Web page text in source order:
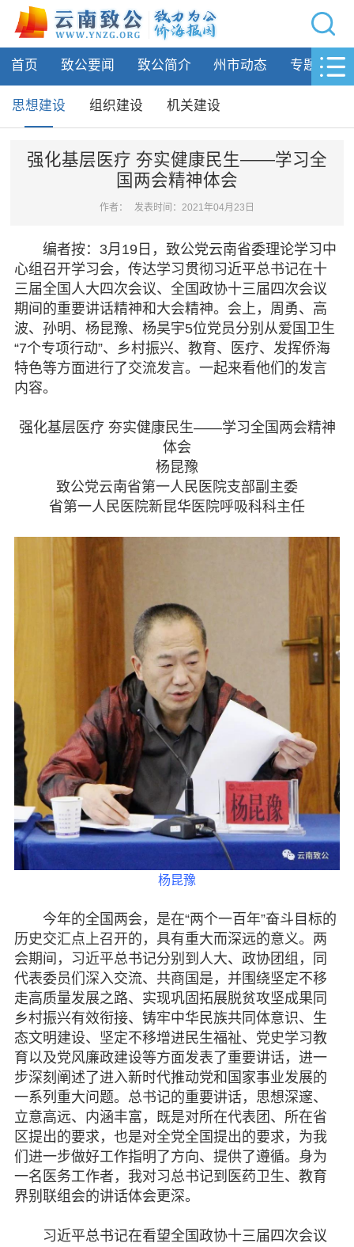
网站导航
首页
致公要闻
州市动态
履行职责
自身建设
思想建设
组织建设
机关建设
专委会
书香机关
视频中心
联系我们
媒体报道
脱贫攻坚
侨海动态
七彩云南
首页 致公要闻 致公简介 州市动态 专题活动
思想建设 组织建设 机关建设
强化基层医疗 夯实健康民生——学习全
国两会精神体会
作者： 发表时间：2021年04月23日
编者按：3月19日，致公党云南省委理论学习中
心组召开学习会，传达学习贯彻习近平总书记在十
三届全国人大四次会议、全国政协十三届四次会议
期间的重要讲话精神和大会精神。会上，周勇、高
波、孙明、杨昆豫、杨昊宇5位党员分别从爱国卫生
“7个专项行动”、乡村振兴、教育、医疗、发挥侨海
特色等方面进行了交流发言。一起来看他们的发言
内容。
强化基层医疗 夯实健康民生——学习全国两会精神
体会
杨昆豫
致公党云南省第一人民医院支部副主委
省第一人民医院新昆华医院呼吸科科主任
杨昆豫
今年的全国两会，是在“两个一百年”奋斗目标的
历史交汇点上召开的，具有重大而深远的意义。两
会期间，习近平总书记分别到人大、政协团组，同
代表委员们深入交流、共商国是，并围绕坚定不移
走高质量发展之路、实现巩固拓展脱贫攻坚成果同
乡村振兴有效衔接、铸牢中华民族共同体意识、生
态文明建设、坚定不移增进民生福祉、党史学习教
育以及党风廉政建设等方面发表了重要讲话，进一
步深刻阐述了进入新时代推动党和国家事业发展的
一系列重大问题。总书记的重要讲话，思想深邃、
立意高远、内涵丰富，既是对所在代表团、所在省
区提出的要求，也是对全党全国提出的要求，为我
们进一步做好工作指明了方向、提供了遵循。身为
一名医务工作者，我对习总书记到医药卫生、教育
界别联组会的讲话体会更深。
习近平总书记在看望全国政协十三届四次会议